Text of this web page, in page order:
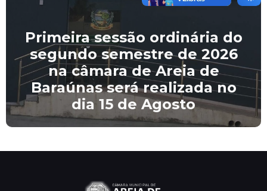
Primeira sessão ordinária do
segundo semestre de 2026
na câmara de Areia de
Baraúnas será realizada no
dia 15 de Agosto